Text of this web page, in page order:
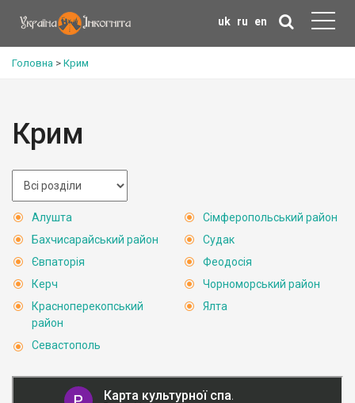
uk ru en
Головна > Крим
Крим
Алушта
Бахчисарайський район
Євпаторія
Керч
Красноперекопський
район
Севастополь
Сімферопольський район
Судак
Феодосія
Чорноморський район
Ялта